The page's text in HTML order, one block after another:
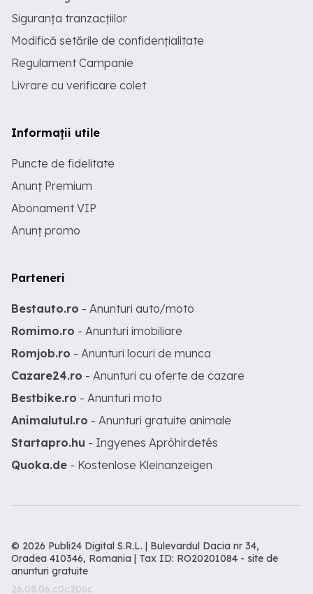
Siguranța tranzacțiilor
Modifică setările de confidențialitate
Regulament Campanie
Livrare cu verificare colet
Informații utile
Puncte de fidelitate
Anunț Premium
Abonament VIP
Anunț promo
Parteneri
Bestauto.ro - Anunturi auto/moto
Romimo.ro - Anunturi imobiliare
Romjob.ro - Anunturi locuri de munca
Cazare24.ro - Anunturi cu oferte de cazare
Bestbike.ro - Anunturi moto
Animalutul.ro - Anunturi gratuite animale
Startapro.hu - Ingyenes Apróhirdetés
Quoka.de - Kostenlose Kleinanzeigen
© 2026 Publi24 Digital S.R.L. | Bulevardul Dacia nr 34,
Oradea 410346, Romania | Tax ID: RO20201084 - site de
anunturi gratuite
26.08.06.c0c206c